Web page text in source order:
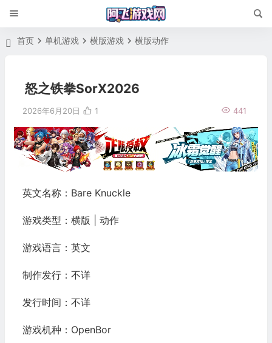
首页 单机游戏 横版游戏 横版动作
怒之铁拳SorX2026
2026年6月20日 441
1
英文名称：Bare Knuckle
游戏类型：横版 | 动作
游戏语言：英文
制作发行：不详
发行时间：不详
游戏机种：OpenBor